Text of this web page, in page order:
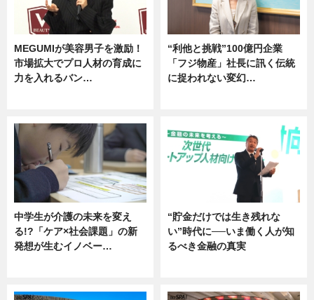
MEGUMIが美容男子を激励！
市場拡大でプロ人材の育成に
力を入れるバン…
“利他と挑戦”100億円企業
「フジ物産」社長に訊く伝統
に捉われない変幻…
中学生が介護の未来を変え
る!?「ケア×社会課題」の新
発想が生むイノベー…
“貯金だけでは生き残れな
い”時代に──いま働く人が知
るべき金融の真実